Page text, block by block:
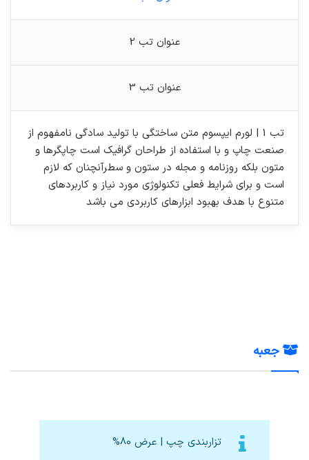
عنوان تب 2
عنوان تب 3
تب 1 | لورم ایپسوم متن ساختگی با تولید سادگی نامفهوم از
صنعت چاپ و با استفاده از طراحان گرافیک است چاپگرها و
متون بلکه روزنامه و مجله در ستون و سطرآنچنان که لازم
است و برای شرایط فعلی تکنولوژی مورد نیاز و کاربردهای
متنوع با هدف بهبود ابزارهای کاربردی می باشد
جعبه
تزاربندی چپ | عرض 80%